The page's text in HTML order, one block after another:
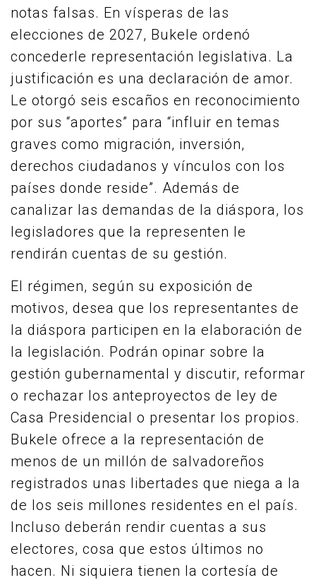
notas falsas. En vísperas de las
elecciones de 2027, Bukele ordenó
concederle representación legislativa. La
justificación es una declaración de amor.
Le otorgó seis escaños en reconocimiento
por sus “aportes” para “influir en temas
graves como migración, inversión,
derechos ciudadanos y vínculos con los
países donde reside”. Además de
canalizar las demandas de la diáspora, los
legisladores que la representen le
rendirán cuentas de su gestión.
El régimen, según su exposición de
motivos, desea que los representantes de
la diáspora participen en la elaboración de
la legislación. Podrán opinar sobre la
gestión gubernamental y discutir, reformar
o rechazar los anteproyectos de ley de
Casa Presidencial o presentar los propios.
Bukele ofrece a la representación de
menos de un millón de salvadoreños
registrados unas libertades que niega a la
de los seis millones residentes en el país.
Incluso deberán rendir cuentas a sus
electores, cosa que estos últimos no
hacen. Ni siquiera tienen la cortesía de